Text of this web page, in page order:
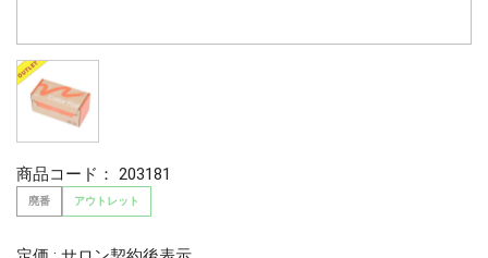
商品コード： 203181
廃番 アウトレット